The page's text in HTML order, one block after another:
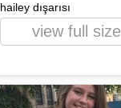
hailey dışarısı
view full size